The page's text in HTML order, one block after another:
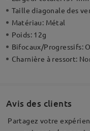
Taille diagonale des
Matériau: Métal
Poids: 12g
Bifocaux/Progressifs:
Charnière à ressort:
Avis des clients
Partagez votre